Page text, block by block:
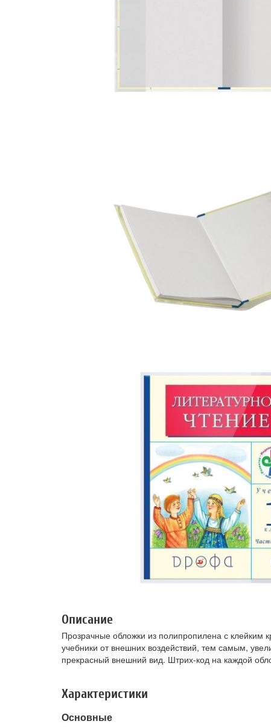
Описание
Прозрачные обложки из полипропилена с клейким
учебники от внешних воздействий, тем самым,
прекрасный внешний вид. Штрих-код на каждой
Характеристики
Основные